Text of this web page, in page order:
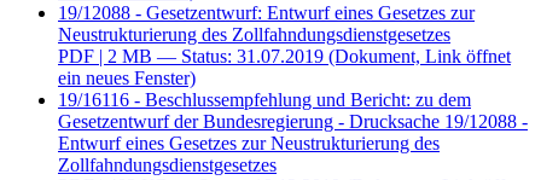
19/12088 - Gesetzentwurf: Entwurf eines Gesetzes zur
Neustrukturierung des Zollfahndungsdienstgesetzes
PDF | 2 MB — Status: 31.07.2019 (Dokument, Link öffnet
ein neues Fenster)
19/16116 - Beschlussempfehlung und Bericht: zu dem
Gesetzentwurf der Bundesregierung - Drucksache 19/12088 -
Entwurf eines Gesetzes zur Neustrukturierung des
Zollfahndungsdienstgesetzes